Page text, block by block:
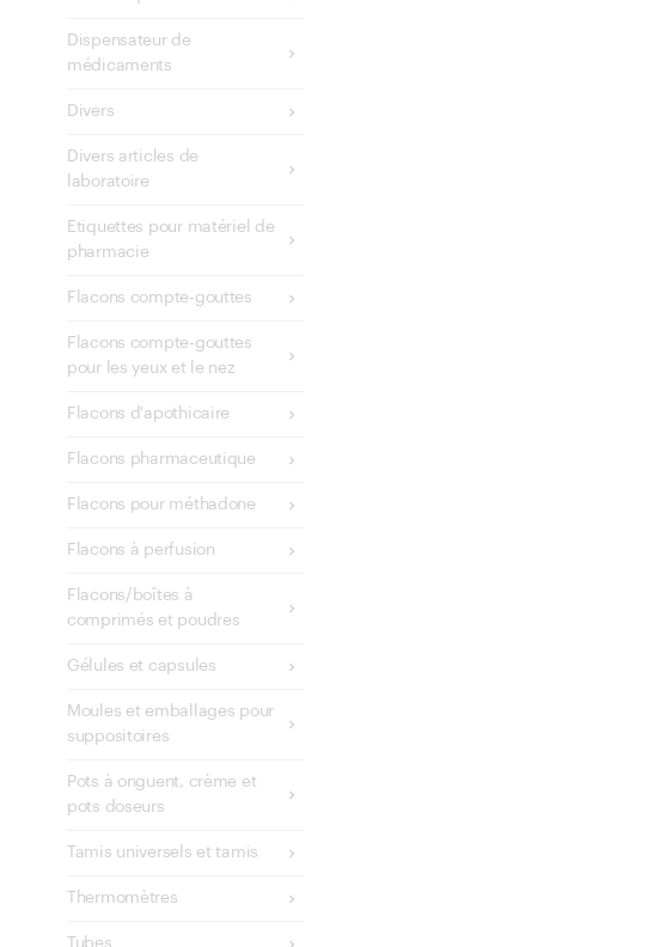
Dispensateur de
médicaments
Divers
Divers articles de
laboratoire
Etiquettes pour matériel de
pharmacie
Flacons compte-gouttes
Flacons compte-gouttes
pour les yeux et le nez
Flacons d'apothicaire
Flacons pharmaceutique
Flacons pour méthadone
Flacons à perfusion
Flacons/boîtes à
comprimés et poudres
Gélules et capsules
Moules et emballages pour
suppositoires
Pots à onguent, crème et
pots doseurs
Tamis universels et tamis
Thermomètres
Tubes